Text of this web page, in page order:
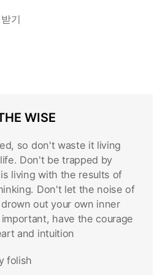
기
WISE
so don't waste it living
Don't be trapped by
living with the results of
Don't let the noise of
out your own inner
have the courage
and intuition
folish